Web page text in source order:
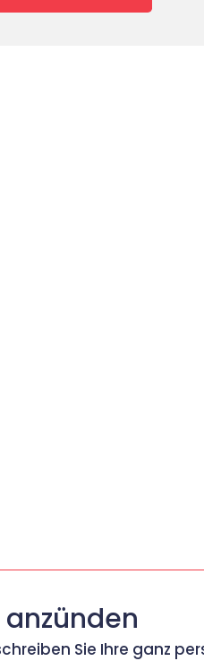
anzünden
Sie Ihre ganz